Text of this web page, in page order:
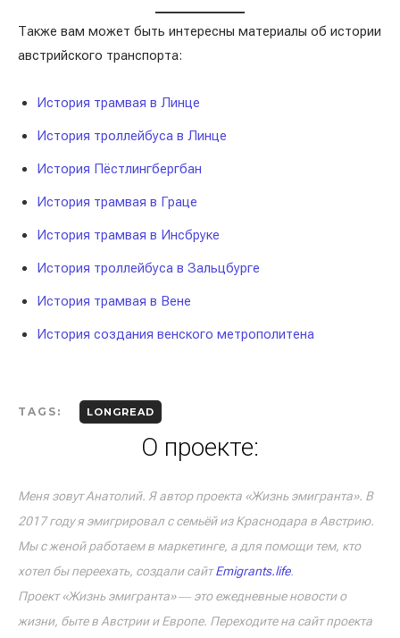
Также вам может быть интересны материалы об истории
австрийского транспорта:
История трамвая в Линце
История троллейбуса в Линце
История Пёстлингбергбан
История трамвая в Граце
История трамвая в Инсбруке
История троллейбуса в Зальцбурге
История трамвая в Вене
История создания венского метрополитена
TAGS: LONGREAD
О проекте:
Меня зовут Анатолий. Я автор проекта «Жизнь эмигранта». В
2017 году я эмигрировал с семьёй из Краснодара в Австрию.
Мы с женой работаем в маркетинге, а для помощи тем, кто
хотел бы переехать, создали сайтEmigrants.life.
Проект «Жизнь эмигранта» ― это ежедневные новости о
жизни, быте в Австрии и Европе. Переходите на сайт проекта